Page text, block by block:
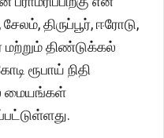
திருப்பூர், ஈரோடு,
மற்றும் திண்டுக்கல்
ரூபாய் நிதி
மையங்கள்